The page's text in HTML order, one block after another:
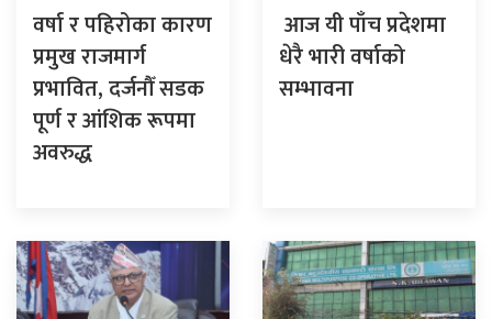
वर्षा र पहिरोका कारण
प्रमुख राजमार्ग
प्रभावित, दर्जनौँ सडक
पूर्ण र आंशिक रूपमा
अवरुद्ध
आज यी पाँच प्रदेशमा
धेरै भारी वर्षाको
सम्भावना